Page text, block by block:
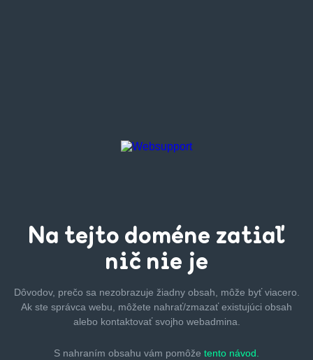
Na tejto doméne zatiaľ
nič nie je
Dôvodov, prečo sa nezobrazuje žiadny obsah, môže byťviacero.
Ak ste správca webu, môžete nahrať/zmazaťexistujúci obsah
alebo kontaktovať svojho webadmina.
S nahraním obsahu vám pomôže tento návod.